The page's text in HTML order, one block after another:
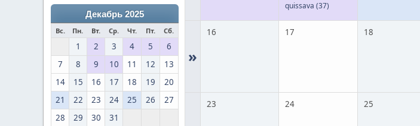
Декабрь 2025
Вс. Пн. Вт. Ср. Чт. Пт. Сб.
1 2 3 4 5
6
7
8 9 10 11 12
13
14
15 16 17 18 19
20
21
22 23 24 25 26
27
28
29 30 31
quissava (37)
»
16 17 18
23 24 25